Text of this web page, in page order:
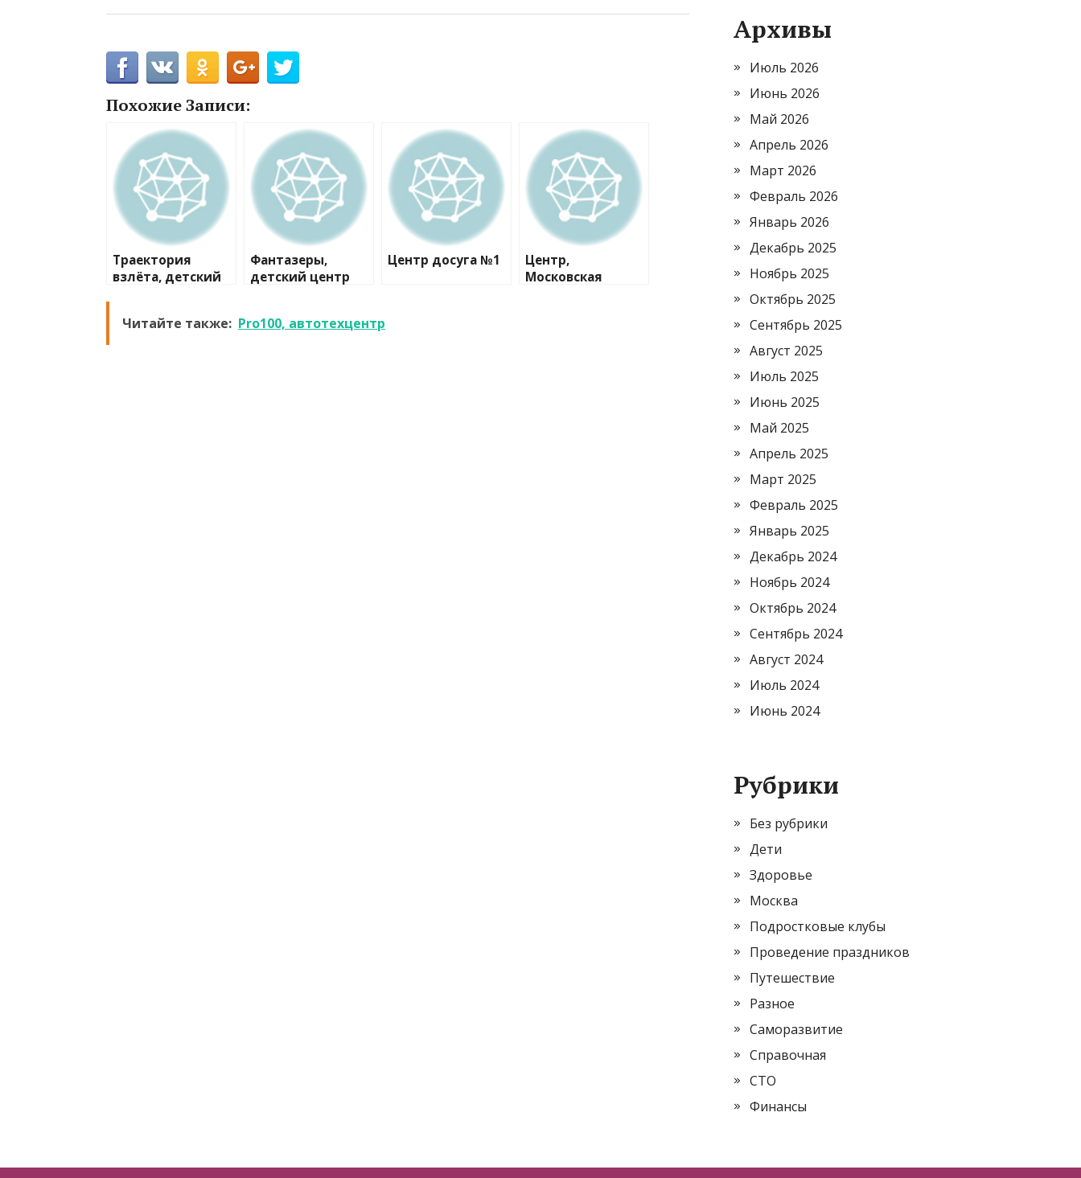
Похожие Записи:
Траектория
взлёта, детский
Фантазеры,
детский центр
Центр досуга №1
Центр,
Московская
Читайте также: Pro100, автотехцентр
Архивы
Июль 2026
Июнь 2026
Май 2026
Апрель 2026
Март 2026
Февраль 2026
Январь 2026
Декабрь 2025
Ноябрь 2025
Октябрь 2025
Сентябрь 2025
Август 2025
Июль 2025
Июнь 2025
Май 2025
Апрель 2025
Март 2025
Февраль 2025
Январь 2025
Декабрь 2024
Ноябрь 2024
Октябрь 2024
Сентябрь 2024
Август 2024
Июль 2024
Июнь 2024
Рубрики
Без рубрики
Дети
Здоровье
Москва
Подростковые клубы
Проведение праздников
Путешествие
Разное
Саморазвитие
Справочная
СТО
Финансы